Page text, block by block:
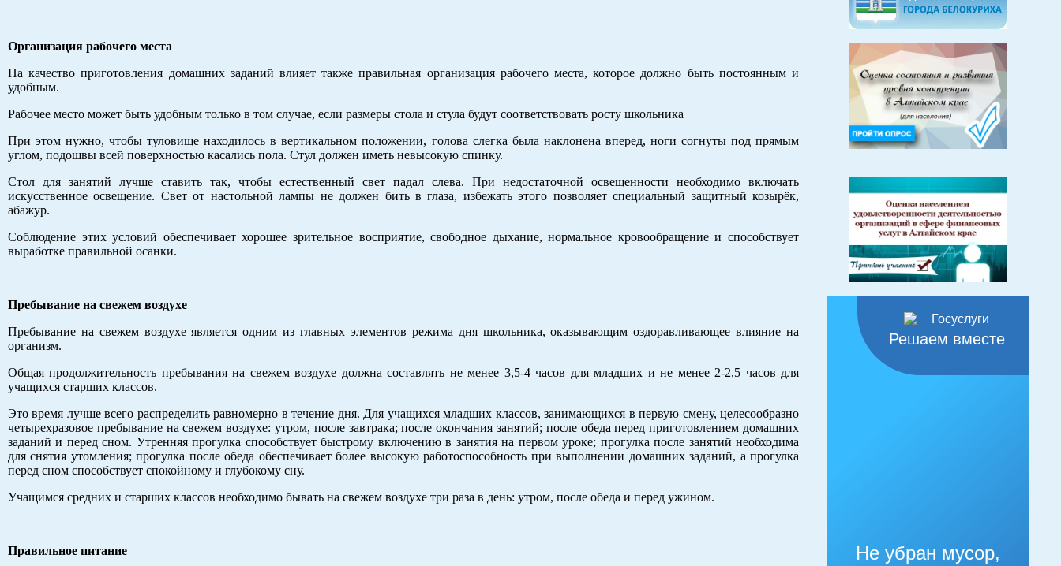
Организация рабочего места
На качество приготовления домашних заданий влияет также правильная организация рабочего места, которое должно быть постоянным и
удобным.
Рабочее место может быть удобным только в том случае, если размеры стола и стула будут соответствовать росту школьника
При этом нужно, чтобы туловище находилось в вертикальном положении, голова слегка была наклонена вперед, ноги согнуты под прямым
углом, подошвы всей поверхностью касались пола. Стул должен иметь невысокую спинку.
Стол для занятий лучше ставить так, чтобы естественный свет падал слева. При недостаточной освещенности необходимо включать
искусственное освещение. Свет от настольной лампы не должен бить в глаза, избежать этого позволяет специальный защитный козырёк,
абажур.
Соблюдение этих условий обеспечивает хорошее зрительное восприятие, свободное дыхание, нормальное кровообращение и способствует
выработке правильной осанки.
Пребывание на свежем воздухе
Пребывание на свежем воздухе является одним из главных элементов режима дня школьника, оказывающим оздоравливающее влияние на
организм.
Общая продолжительность пребывания на свежем воздухе должна составлять не менее 3,5-4 часов для младших и не менее 2-2,5 часов для
учащихся старших классов.
Это время лучше всего распределить равномерно в течение дня. Для учащихся младших классов, занимающихся в первую смену, целесообразно
четырехразовое пребывание на свежем воздухе: утром, после завтрака; после окончания занятий; после обеда перед приготовлением домашних
заданий и перед сном. Утренняя прогулка способствует быстрому включению в занятия на первом уроке; прогулка после занятий необходима
для снятия утомления; прогулка после обеда обеспечивает более высокую работоспособность при выполнении домашних заданий, а прогулка
перед сном способствует спокойному и глубокому сну.
Учащимся средних и старших классов необходимо бывать на свежем воздухе три раза в день: утром, после обеда и перед ужином.
Правильное питание
Решаем вместе
Не убран мусор,